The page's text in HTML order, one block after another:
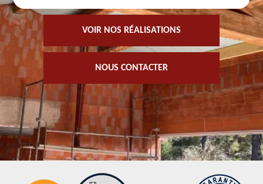
VOIR NOS RÉALISATIONS
NOUS CONTACTER